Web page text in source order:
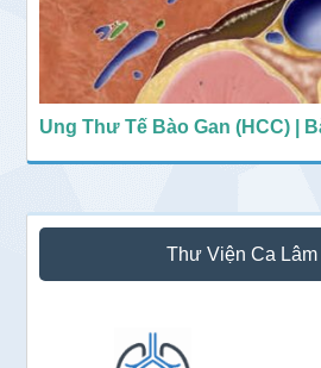
Ung Thư Tế Bào Gan (HCC) |
Thư Viện Ca Lâm